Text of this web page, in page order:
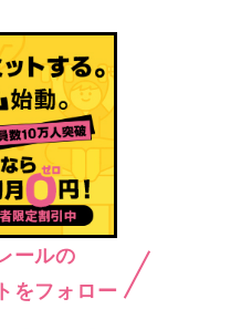
ールの
をフォロー